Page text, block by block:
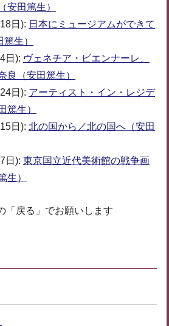
安田篤生）
日): 日本にミュージアムができて
生）
日): ヴェネチア・ビエンナーレ、
良（安田篤生）
日): アーティスト・イン・レジデ
篤生）
日): 北の国から／北の国へ（安田
日): 東京国立近代美術館の戦争画
生）
「戻る」でお願いします